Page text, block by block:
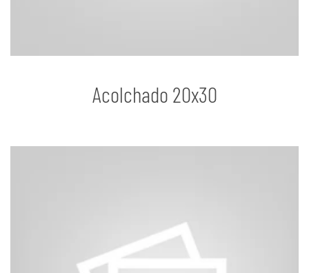
Acolchado 20x30